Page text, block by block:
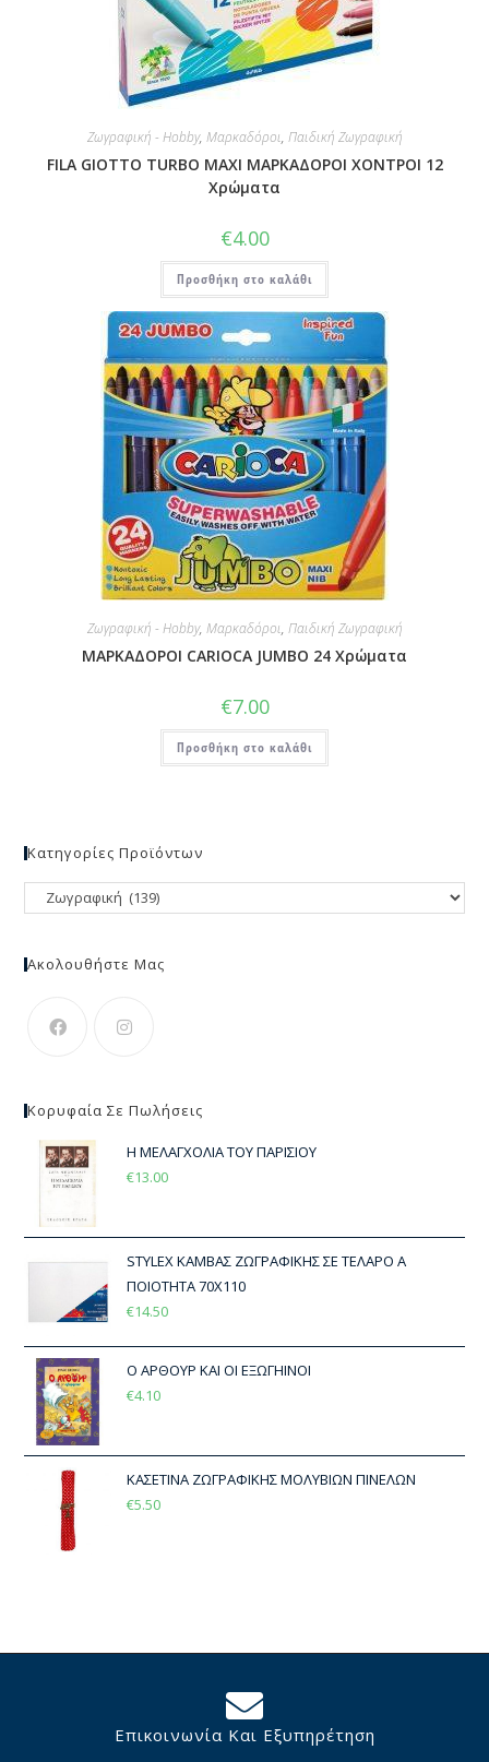
Ζωγραφική - Hobby, Μαρκαδόροι, Παιδική Ζωγραφική
FILA GIOTTO TURBO MAXI ΜΑΡΚΑΔΟΡΟΙ ΧΟΝΤΡΟΙ 12
Χρώματα
€4.00
Προσθήκη στο καλάθι
Ζωγραφική - Hobby, Μαρκαδόροι, Παιδική Ζωγραφική
ΜΑΡΚΑΔΟΡΟI CARIOCA JUMBO 24 Χρώματα
€7.00
Προσθήκη στο καλάθι
Κατηγορίες Προϊόντων
Ακολουθήστε Μας
Κορυφαία Σε Πωλήσεις
Η ΜΕΛΑΓΧΟΛΙΑ ΤΟΥ ΠΑΡΙΣΙΟΥ
€13.00
STYLEX ΚΑΜΒΑΣ ΖΩΓΡΑΦΙΚΗΣ ΣΕ ΤΕΛΑΡΟ Α
ΠΟΙΟΤΗΤΑ 70Χ110
€14.50
Ο ΑΡΘΟΥΡ ΚΑΙ ΟΙ ΕΞΩΓΗΙΝΟΙ
€4.10
ΚΑΣΕΤΙΝΑ ΖΩΓΡΑΦΙΚΗΣ ΜΟΛΥΒΙΩΝ ΠΙΝΕΛΩΝ
€5.50
Επικοινωνία Και Εξυπηρέτηση